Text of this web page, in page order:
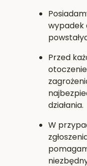
wypadek
Przed
działania.
W